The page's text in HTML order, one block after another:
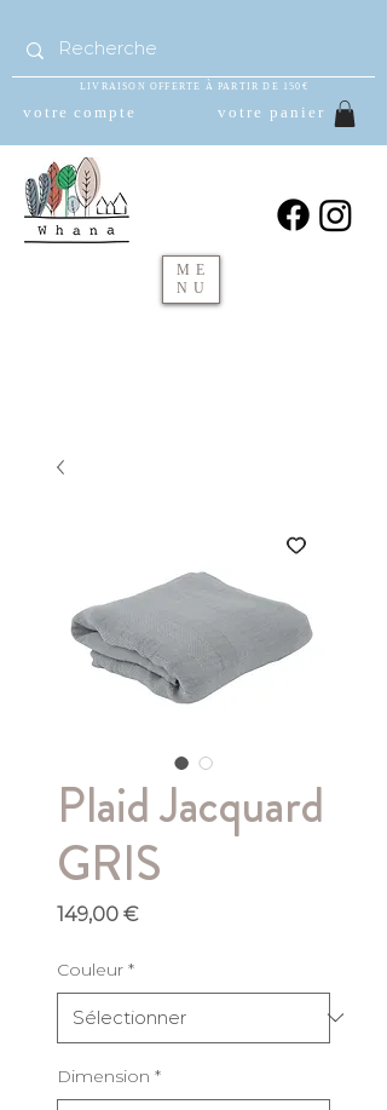
LIVRAISON OFFERTE À PARTIR DE 150€
votre compte votre panier
ME
NU
Plaid Jacquard
GRIS
149,00 €Prix
Couleur *
Dimension *